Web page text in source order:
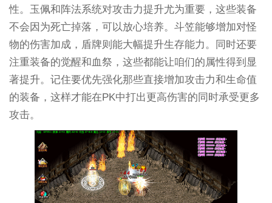
性。玉佩和阵法系统对攻击力提升尤为重要，这些装备
不会因为死亡掉落，可以放心培养。斗笠能够增加对怪
物的伤害加成，盾牌则能大幅提升生存能力。同时还要
注重装备的觉醒和血祭，这些都能让咱们的属性得到显
著提升。记住要优先强化那些直接增加攻击力和生命值
的装备，这样才能在PK中打出更高伤害的同时承受更多
攻击。